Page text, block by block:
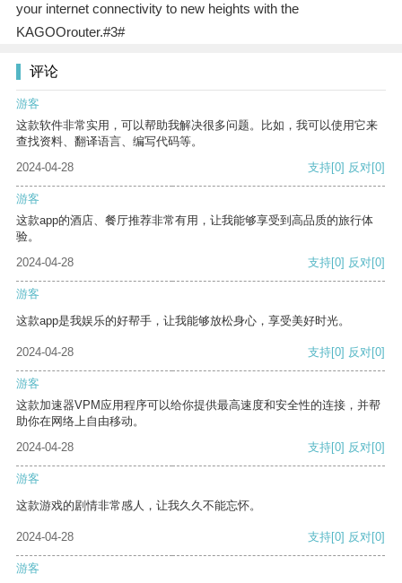
your internet connectivity to new heights with the
KAGOOrouter.#3#
评论
游客
这款软件非常实用，可以帮助我解决很多问题。比如，我可以使用它来
查找资料、翻译语言、编写代码等。
2024-04-28
支持[0] 反对[0]
游客
这款app的酒店、餐厅推荐非常有用，让我能够享受到高品质的旅行体
验。
2024-04-28
支持[0] 反对[0]
游客
这款app是我娱乐的好帮手，让我能够放松身心，享受美好时光。
2024-04-28 支持[0] 反对[0]
游客
这款加速器VPM应用程序可以给你提供最高速度和安全性的连接，并帮
助你在网络上自由移动。
2024-04-28
支持[0] 反对[0]
游客
这款游戏的剧情非常感人，让我久久不能忘怀。
2024-04-28 支持[0] 反对[0]
游客